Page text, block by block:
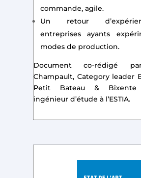
commande, agile.
Un retour
entreprises ayants
modes de production.
Document co-rédigé
Champault, Category leader
Petit Bateau & Bixente
ingénieur d’étude à l’ESTIA.